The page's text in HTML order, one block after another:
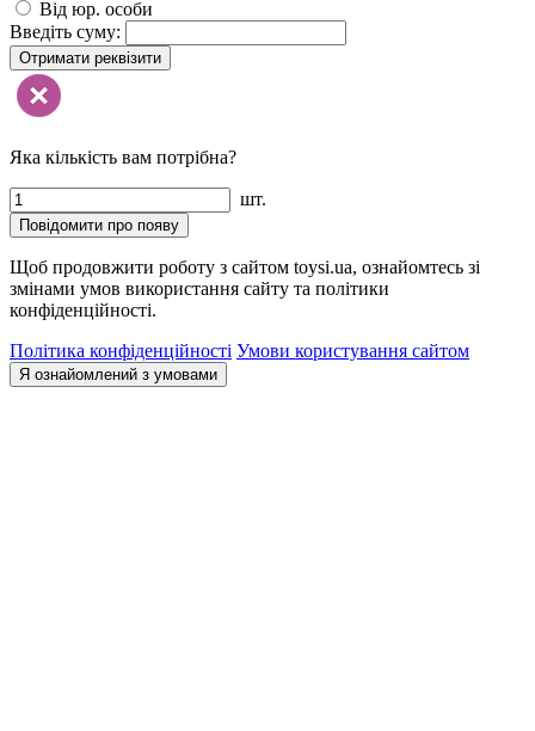
Від юр. особи
Введіть суму:
Отримати реквізити
Яка кількість вам потрібна?
шт.
Повідомити про появу
Щоб продовжити роботу з сайтом toysi.ua, ознайомтесь зі
змінами умов використання сайту та політики
конфіденційності.
Політика конфіденційності Умови користування сайтом
Я ознайомлений з умовами